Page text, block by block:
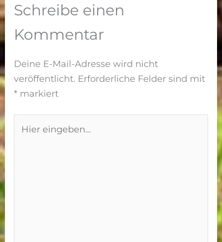
Schreibe einen
Kommentar
Deine E-Mail-Adresse wird nicht
veröffentlicht. Erforderliche Felder sind mit
* markiert
eingeben…